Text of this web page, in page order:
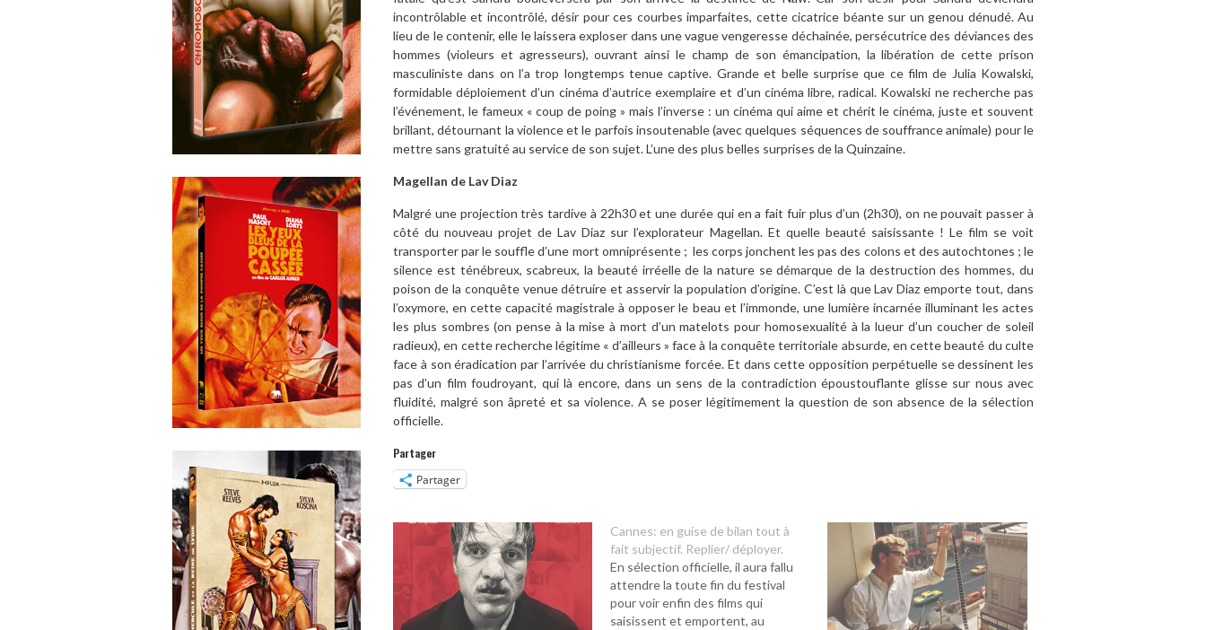
incontrôlable et incontrôlé, désir pour ces courbes imparfaites, cette cicatrice béante sur un genou dénudé. Au
lieu de le contenir, elle le laissera exploser dans une vague vengeresse déchainée, persécutrice des déviances des
hommes (violeurs et agresseurs), ouvrant ainsi le champ de son émancipation, la libération de cette prison
masculiniste dans on l’a trop longtemps tenue captive. Grande et belle surprise que ce film de Julia Kowalski,
formidable déploiement d’un cinéma d’autrice exemplaire et d’un cinéma libre, radical. Kowalski ne recherche pas
l’événement, le fameux « coup de poing » mais l’inverse : un cinéma qui aime et chérit le cinéma, juste et souvent
brillant, détournant la violence et le parfois insoutenable (avec quelques séquences de souffrance animale) pour le
mettre sans gratuité au service de son sujet. L’une des plus belles surprises de la Quinzaine.
Magellan de Lav Diaz
Malgré une projection très tardive à 22h30 et une durée qui en a fait fuir plus d’un (2h30), on ne pouvait passer à
côté du nouveau projet de Lav Diaz sur l’explorateur Magellan. Et quelle beauté saisissante ! Le film se voit
transporter par le souffle d’une mort omniprésente ; les corps jonchent les pas des colons et des autochtones ; le
silence est ténébreux, scabreux, la beauté irréelle de la nature se démarque de la destruction des hommes, du
poison de la conquête venue détruire et asservir la population d’origine. C’est là que Lav Diaz emporte tout, dans
l’oxymore, en cette capacité magistrale à opposer le beau et l’immonde, une lumière incarnée illuminant les actes
les plus sombres (on pense à la mise à mort d’un matelots pour homosexualité à la lueur d’un coucher de soleil
radieux), en cette recherche légitime « d’ailleurs » face à la conquête territoriale absurde, en cette beauté du culte
face à son éradication par l’arrivée du christianisme forcée. Et dans cette opposition perpétuelle se dessinent les
pas d’un film foudroyant, qui là encore, dans un sens de la contradiction époustouflante glisse sur nous avec
fluidité, malgré son âpreté et sa violence. A se poser légitimement la question de son absence de la sélection
officielle.
Partager
Partager
Cannes: en guise de bilan tout à
fait subjectif. Replier/ déployer.
En sélection officielle, il aura fallu
attendre la toute fin du festival
pour voir enfin des films qui
saisissent et emportent, au